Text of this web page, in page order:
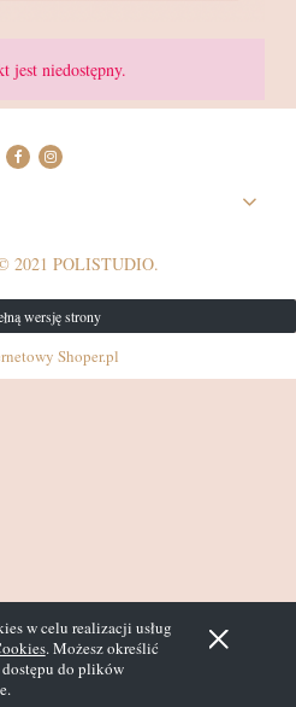
w celu realizacji usług
. Możesz określić
do plików
jest niedostępny.
2021 POLISTUDIO.
wersję strony
Shoper.pl